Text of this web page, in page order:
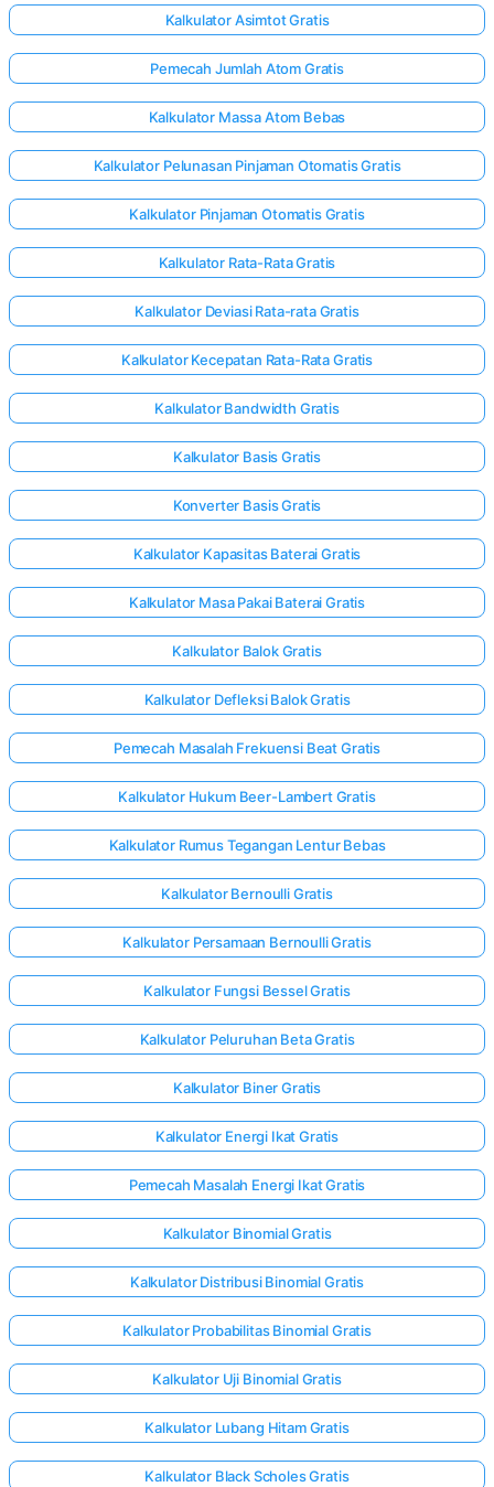
Kalkulator Asimtot Gratis
Pemecah Jumlah Atom Gratis
Kalkulator Massa Atom Bebas
Kalkulator Pelunasan Pinjaman Otomatis Gratis
Kalkulator Pinjaman Otomatis Gratis
Kalkulator Rata-Rata Gratis
Kalkulator Deviasi Rata-rata Gratis
Kalkulator Kecepatan Rata-Rata Gratis
Kalkulator Bandwidth Gratis
Kalkulator Basis Gratis
Konverter Basis Gratis
Kalkulator Kapasitas Baterai Gratis
Kalkulator Masa Pakai Baterai Gratis
Kalkulator Balok Gratis
Kalkulator Defleksi Balok Gratis
Pemecah Masalah Frekuensi Beat Gratis
Kalkulator Hukum Beer-Lambert Gratis
Kalkulator Rumus Tegangan Lentur Bebas
Kalkulator Bernoulli Gratis
Kalkulator Persamaan Bernoulli Gratis
Kalkulator Fungsi Bessel Gratis
Kalkulator Peluruhan Beta Gratis
Kalkulator Biner Gratis
Kalkulator Energi Ikat Gratis
Pemecah Masalah Energi Ikat Gratis
Kalkulator Binomial Gratis
Kalkulator Distribusi Binomial Gratis
Kalkulator Probabilitas Binomial Gratis
Kalkulator Uji Binomial Gratis
Kalkulator Lubang Hitam Gratis
Kalkulator Black Scholes Gratis